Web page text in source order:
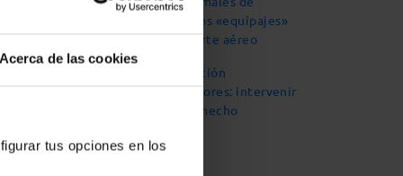
Acerca de las cookies
tus opciones en los
compañía, considerados «equipajes»
en materia de transporte aéreo
Declaración
responsable para criadores: intervenir
cuando el mal ya está hecho